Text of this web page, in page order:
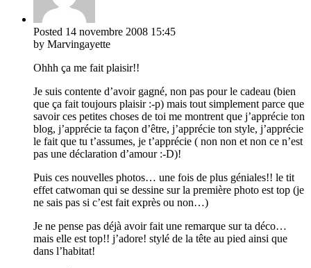
Posted 14 novembre 2008 15:45
by Marvingayette
Ohhh ça me fait plaisir!!
Je suis contente d’avoir gagné, non pas pour le cadeau (bien
que ça fait toujours plaisir :-p) mais tout simplement parce que
savoir ces petites choses de toi me montrent que j’apprécie ton
blog, j’apprécie ta façon d’être, j’apprécie ton style, j’apprécie
le fait que tu t’assumes, je t’apprécie ( non non et non ce n’est
pas une déclaration d’amour :-D)!
Puis ces nouvelles photos… une fois de plus géniales!! le tit
effet catwoman qui se dessine sur la première photo est top (je
ne sais pas si c’est fait exprès ou non…)
Je ne pense pas déjà avoir fait une remarque sur ta déco…
mais elle est top!! j’adore! stylé de la tête au pied ainsi que
dans l’habitat!